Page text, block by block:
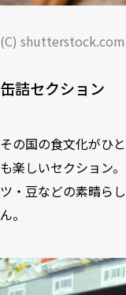
(C) shutterstock.com
缶詰セクション
その国の食文化がひ
も楽しいセクション
ツ・豆などの素晴ら
ん。